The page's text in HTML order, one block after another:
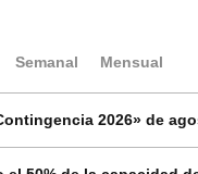
Semanal Mensual
2026» de